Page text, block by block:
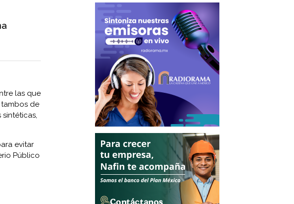
las que
de
evitar
Público